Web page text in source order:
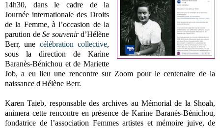
14h30, dans le cadre de la
Journée internationale des Droits
de la Femme, à l’occasion de la
parution deSe souvenird’Hélène
Berr, une célébration collective,
sous la direction de Karine
Baranès-Bénichou et de Mariette
Job, a eu lieu une rencontre sur Zoom pour le centenaire de la
naissance d'Hélène Berr.
Karen Taieb, responsable des archives au Mémorial de la Shoah,
animera cette rencontre en présence de Karine Baranès-Bénichou,
fondatrice de l’association Femmes artistes et mémoire juive, de